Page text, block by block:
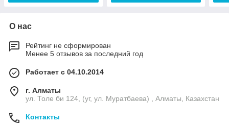
О нас
Рейтинг не сформирован
Менее 5 отзывов за последний год
Работает с 04.10.2014
г. Алматы
ул. Толе би 124, (уг, ул. Муратбаева) , Алматы, Казахстан
Контакты